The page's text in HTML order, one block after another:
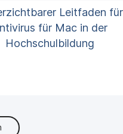
Leitfaden für
für Mac in der
Hochschulbildung